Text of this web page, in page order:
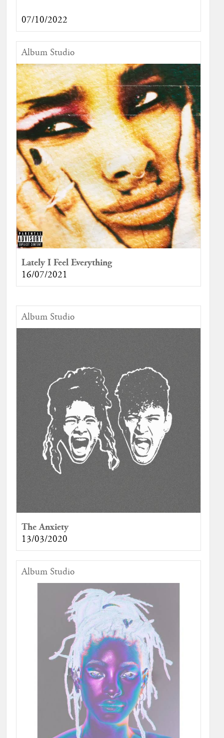
07/10/2022
Album Studio
Lately I Feel Everything
16/07/2021
Album Studio
The Anxiety
13/03/2020
Album Studio